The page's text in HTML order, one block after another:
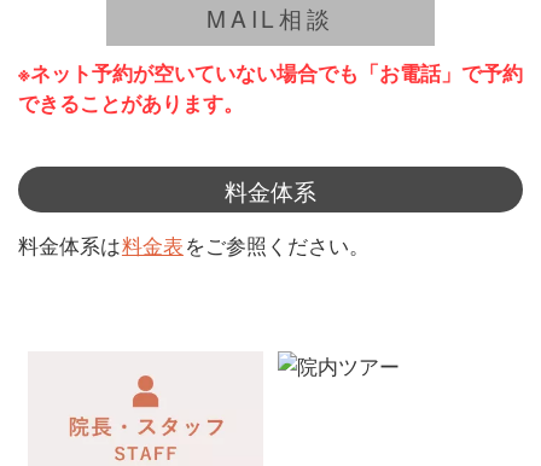
MAIL相談
※ネット予約が空いていない場合でも「お電話」で予約
できることがあります。
料金体系
料金体系は料金表をご参照ください。